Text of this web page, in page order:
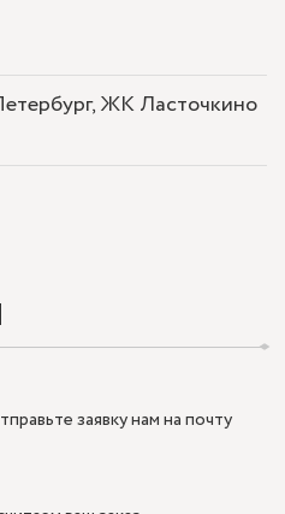
ЖК Ласточкино
заявку нам на почту